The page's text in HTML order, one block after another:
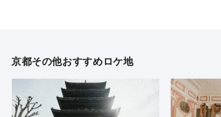
京都その他おすすめロケ地